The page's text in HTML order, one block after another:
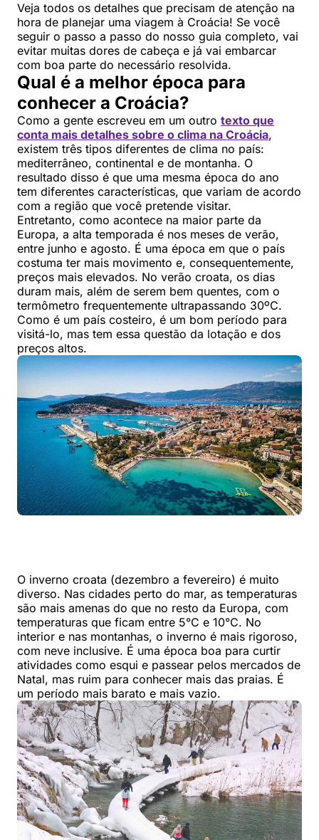
Veja todos os detalhes que precisam de atenção na
hora de planejar uma viagem à Croácia! Se você
seguir o passo a passo do nosso guia completo, vai
evitar muitas dores de cabeça e já vai embarcar
com boa parte do necessário resolvida.
Qual é a melhor época para
conhecer a Croácia?
Como a gente escreveu em um outro texto que
conta mais detalhes sobre o clima na Croácia,
existem três tipos diferentes de clima no país:
mediterrâneo, continental e de montanha. O
resultado disso é que uma mesma época do ano
tem diferentes características, que variam de acordo
com a região que você pretende visitar.
Entretanto, como acontece na maior parte da
Europa, a alta temporada é nos meses de verão,
entre junho e agosto. É uma época em que o país
costuma ter mais movimento e, consequentemente,
preços mais elevados. No verão croata, os dias
duram mais, além de serem bem quentes, com o
termômetro frequentemente ultrapassando 30ºC.
Como é um país costeiro, é um bom período para
visitá-lo, mas tem essa questão da lotação e dos
preços altos.
O inverno croata (dezembro a fevereiro) é muito
diverso. Nas cidades perto do mar, as temperaturas
são mais amenas do que no resto da Europa, com
temperaturas que ficam entre 5°C e 10°C. No
interior e nas montanhas, o inverno é mais rigoroso,
com neve inclusive. É uma época boa para curtir
atividades como esqui e passear pelos mercados de
Natal, mas ruim para conhecer mais das praias. É
um período mais barato e mais vazio.